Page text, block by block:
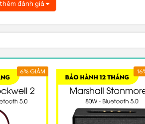
đánh giá
6% GIẢM